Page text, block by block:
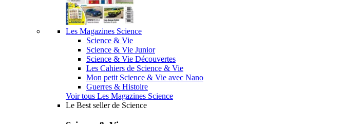
Les Magazines Science
Science & Vie
Science & Vie Junior
Science & Vie Découvertes
Les Cahiers de Science & Vie
Mon petit Science & Vie avec Nano
Guerres & Histoire
Voir tous Les Magazines Science
Le Best seller de Science